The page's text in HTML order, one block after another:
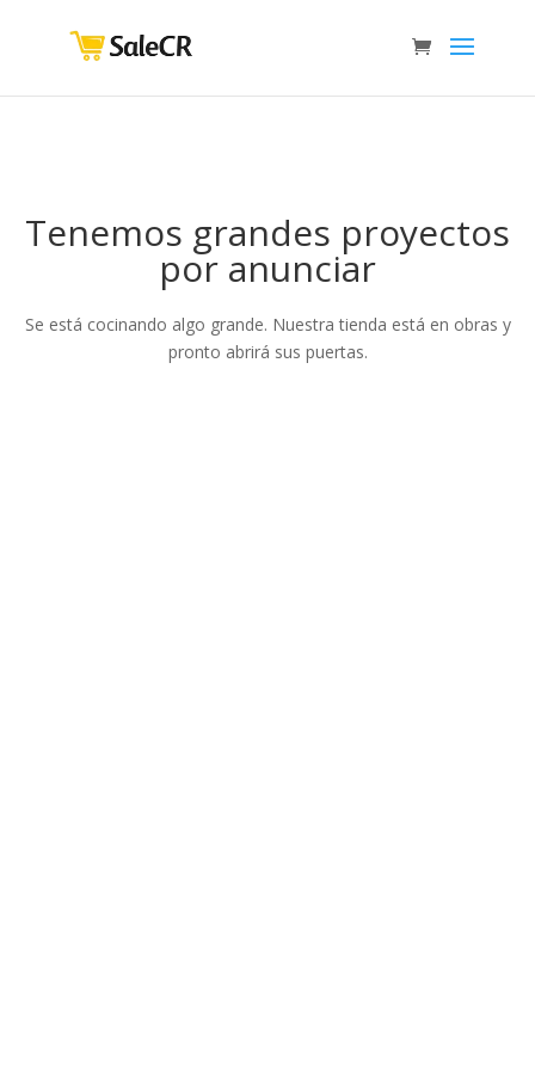
Tenemos grandes proyectos
por anunciar
Se está cocinando algo grande. Nuestra tienda está en obras y
pronto abrirá sus puertas.